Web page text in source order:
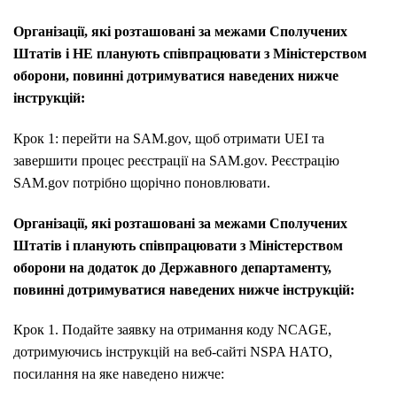
Організації, які розташовані за межами Сполучених
Штатів і НЕ планують співпрацювати з Міністерством
оборони, повинні дотримуватися наведених нижче
інструкцій:
Крок 1: перейти на SAM.gov, щоб отримати UEI та
завершити процес реєстрації на SAM.gov. Реєстрацію
SAM.gov потрібно щорічно поновлювати.
Організації, які розташовані за межами Сполучених
Штатів і планують співпрацювати з Міністерством
оборони на додаток до Державного департаменту,
повинні дотримуватися наведених нижче інструкцій:
Крок 1. Подайте заявку на отримання коду NCAGE,
дотримуючись інструкцій на веб-сайті NSPA НАТО,
посилання на яке наведено нижче: